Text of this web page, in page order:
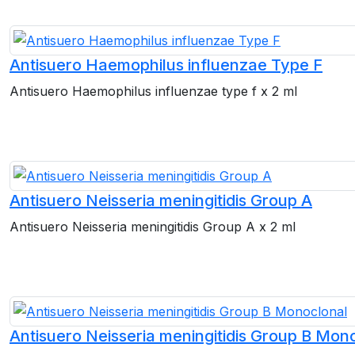
Antisuero Haemophilus influenzae Type F
Antisuero Haemophilus influenzae type f x 2 ml
Antisuero Neisseria meningitidis Group A
Antisuero Neisseria meningitidis Group A x 2 ml
Antisuero Neisseria meningitidis Group B